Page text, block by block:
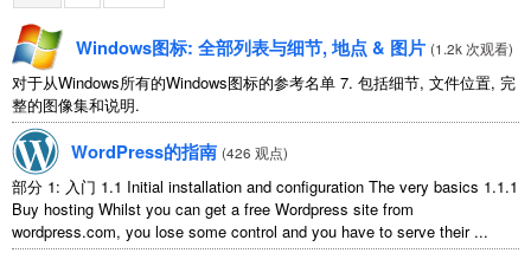
Windows图标: 全部列表与细节, 地点 & 图片 (1.2k 次观看)
对于从Windows所有的Windows图标的参考名单 7. 包括细节, 文件位置, 完
整的图像集和说明.
WordPress的指南 (426 观点)
部分 1: 入门 1.1 Initial installation and configuration The very basics 1.1.1
Buy hosting Whilst you can get a free Wordpress site from
wordpress.com, you lose some control and you have to serve their...